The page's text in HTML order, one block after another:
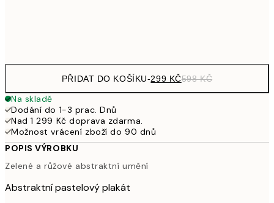
PŘIDAT DO KOŠÍKU-299 KČ598 KČ
Na skladě
Dodání do 1-3 prac. Dnů
Nad 1 299 Kč doprava zdarma.
Možnost vrácení zboží do 90 dnů
POPIS VÝROBKU
Zelené a růžové abstraktní umění
Abstraktní pastelový plakát